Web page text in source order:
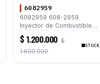
6082959
6082959 608-2959
Inyector de Combustible
DENSO para Motores
Caterpillar C3.3B Kubota
V3307 Minicargadores
$ 1.200.000 $
1.600.000
STOCK